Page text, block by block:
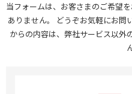
当フォームは、お客さまのご希望
ありません。 どうぞお気軽にお問
からの内容は、弊社サービス以外